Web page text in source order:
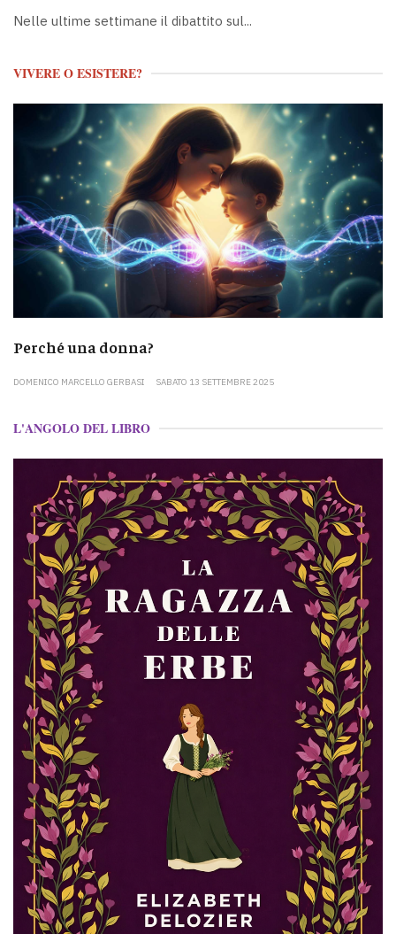
Nelle ultime settimane il dibattito sul...
VIVERE O ESISTERE?
Perché una donna?
DOMENICO MARCELLO GERBASI SABATO 13 SETTEMBRE 2025
L'ANGOLO DEL LIBRO